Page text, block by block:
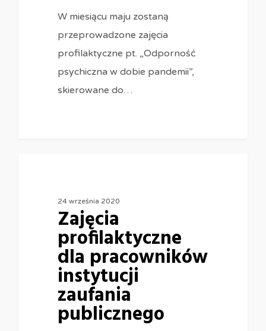
W miesiącu maju zostaną
przeprowadzone zajęcia
profilaktyczne pt. „Odporność
psychiczna w dobie pandemii”,
skierowane do…
24 września 2020
Zajęcia
profilaktyczne
dla pracowników
instytucji
zaufania
publicznego